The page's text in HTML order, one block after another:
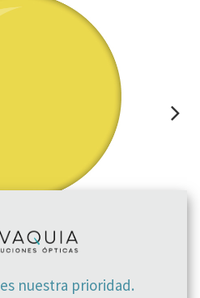
nuestra prioridad.